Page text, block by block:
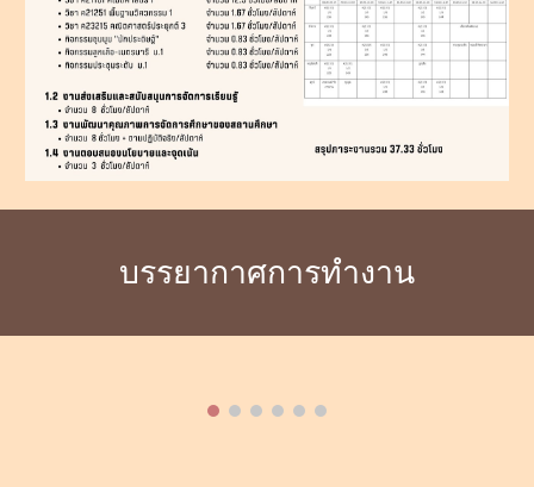
บรรยากาศการทำงาน